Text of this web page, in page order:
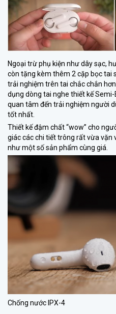
Ngoại trừ phụ kiện như dây sạc,
còn tặng kèm thêm 2 cặp bọc tai
trải nghiệm trên tai chắc chắn
dụng dòng tai nghe thiết kế
quan tâm đến trải nghiệm người
tốt nhất.
Thiết kế đậm chất “wow” cho
giác các chi tiết trông rất vừa vặn
như một số sản phẩm cùng giá.
Chống nước IPX-4